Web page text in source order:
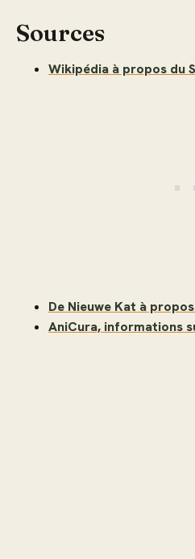
Sources
Wikipédia à propos du
De Nieuwe Kat à
AniCura, informations